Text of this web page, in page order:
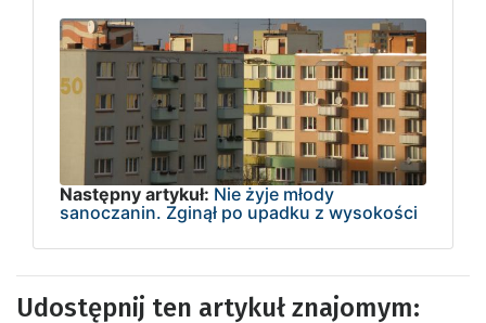
Następny artykuł: Nie żyje młody
sanoczanin. Zginął po upadku z wysokości
Udostępnij ten artykuł znajomym: